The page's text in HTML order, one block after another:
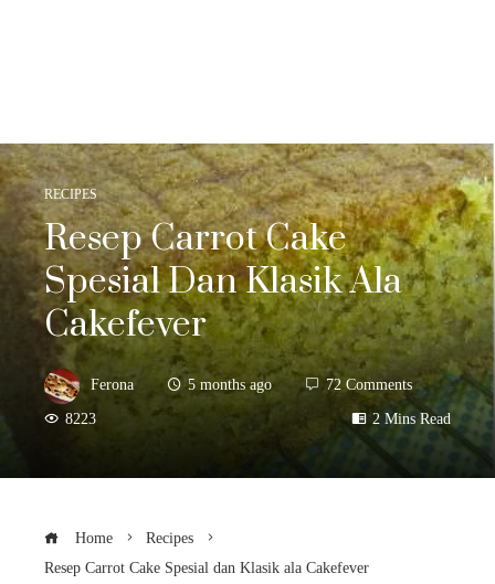
RECIPES
Resep Carrot Cake
Spesial Dan Klasik Ala
Cakefever
Ferona 5 months ago 72 Comments
8223 2 Mins Read
Home
Recipes
Resep Carrot Cake Spesial dan Klasik ala Cakefever